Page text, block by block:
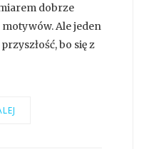
dobrze
Ale jeden
bo się z